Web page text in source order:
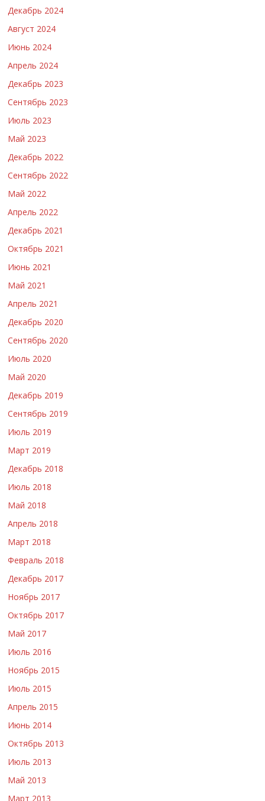
Декабрь 2024
Август 2024
Июнь 2024
Апрель 2024
Декабрь 2023
Сентябрь 2023
Июль 2023
Май 2023
Декабрь 2022
Сентябрь 2022
Май 2022
Апрель 2022
Декабрь 2021
Октябрь 2021
Июнь 2021
Май 2021
Апрель 2021
Декабрь 2020
Сентябрь 2020
Июль 2020
Май 2020
Декабрь 2019
Сентябрь 2019
Июль 2019
Март 2019
Декабрь 2018
Июль 2018
Май 2018
Апрель 2018
Март 2018
Февраль 2018
Декабрь 2017
Ноябрь 2017
Октябрь 2017
Май 2017
Июль 2016
Ноябрь 2015
Июль 2015
Апрель 2015
Июнь 2014
Октябрь 2013
Июль 2013
Май 2013
Март 2013